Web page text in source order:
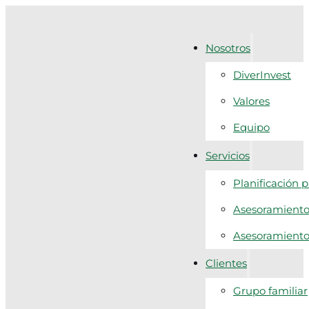
Nosotros
DiverInvest
Valores
Equipo
Servicios
Planificación
Clientes
Grupo familiar